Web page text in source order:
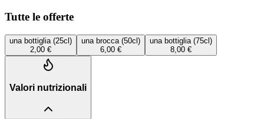
Tutte le offerte
una bottiglia (25cl)
2,00 €
una brocca (50cl)
6,00 €
una bottiglia (75cl)
8,00 €
Valori nutrizionali